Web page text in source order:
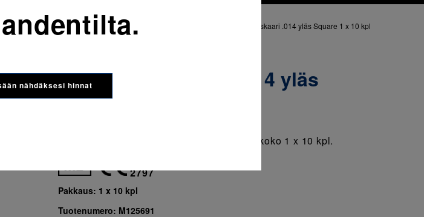
Sijainti:Tarvikkeet / Oikominen 300-605 Teräskaari .014 yläs Square 1 x 10 kpl
300-605 Teräskaari .014 yläs
Square 1 x 10 kpl
Teräskaari, kaarenmuoto Square. Pakkauskoko 1 x 10 kpl.
2797
Pakkaus: 1 x 10 kpl
Tuotenumero: M125691
nähdäksesi hinnat